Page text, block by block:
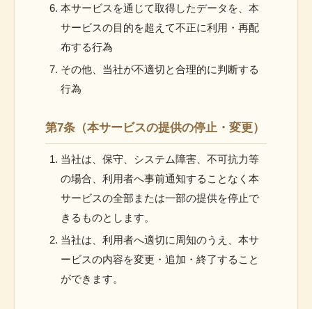
本サービスを通じて取得したデータを、本
サービスの目的を超えて不正に利用・再配
布する行為
その他、当社が不適切と合理的に判断する
行為
第7条（本サービスの提供の停止・変更）
当社は、保守、システム障害、不可抗力等
の場合、利用者へ事前通知することなく本
サービスの全部または一部の提供を停止で
きるものとします。
当社は、利用者へ適切に周知のうえ、本サ
ービスの内容を変更・追加・終了すること
ができます。